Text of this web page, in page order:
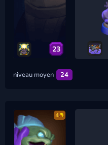
23
niveau moyen 24
4